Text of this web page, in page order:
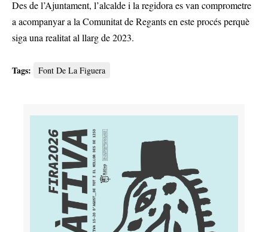
Des de l’Ajuntament, l’alcalde i la regidora es van comprometre
a acompanyar a la Comunitat de Regants en este procés perquè
siga una realitat al llarg de 2023.
Tags: Font De La Figuera